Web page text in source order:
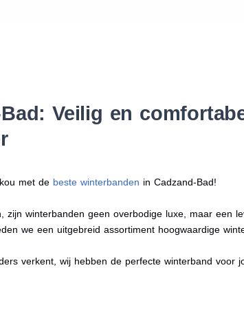
Veilig en
met de beste winterbanden in Cadzand-Bad!
winterbanden geen overbodige luxe, maar een
we een uitgebreid assortiment hoogwaardige
verkent, wij hebben de perfecte winterband voor